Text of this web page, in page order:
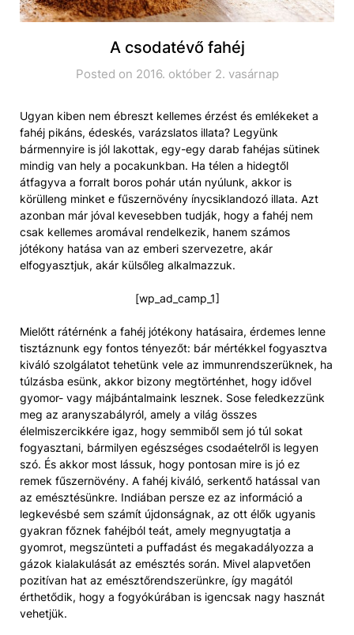
A csodatévő fahéj
Posted on 2016. október 2. vasárnap
Ugyan kiben nem ébreszt kellemes érzést és emlékeket a
fahéj pikáns, édeskés, varázslatos illata? Legyünk
bármennyire is jól lakottak, egy-egy darab fahéjas sütinek
mindig van hely a pocakunkban. Ha télen a hidegtől
átfagyva a forralt boros pohár után nyúlunk, akkor is
körülleng minket e fűszernövény ínycsiklandozó illata. Azt
azonban már jóval kevesebben tudják, hogy a fahéj nem
csak kellemes aromával rendelkezik, hanem számos
jótékony hatása van az emberi szervezetre, akár
elfogyasztjuk, akár külsőleg alkalmazzuk.
[wp_ad_camp_1]
Mielőtt rátérnénk a fahéj jótékony hatásaira, érdemes lenne
tisztáznunk egy fontos tényezőt: bár mértékkel fogyasztva
kiváló szolgálatot tehetünk vele az immunrendszerüknek, ha
túlzásba esünk, akkor bizony megtörténhet, hogy idővel
gyomor- vagy májbántalmaink lesznek. Sose feledkezzünk
meg az aranyszabályról, amely a világ összes
élelmiszercikkére igaz, hogy semmiből sem jó túl sokat
fogyasztani, bármilyen egészséges csodaételről is legyen
szó. És akkor most lássuk, hogy pontosan mire is jó ez
remek fűszernövény. A fahéj kiváló, serkentő hatással van
az emésztésünkre. Indiában persze ez az információ a
legkevésbé sem számít újdonságnak, az ott élők ugyanis
gyakran főznek fahéjból teát, amely megnyugtatja a
gyomrot, megszünteti a puffadást és megakadályozza a
gázok kialakulását az emésztés során. Mivel alapvetően
pozitívan hat az emésztőrendszerünkre, így magától
érthetődik, hogy a fogyókúrában is igencsak nagy hasznát
vehetjük.